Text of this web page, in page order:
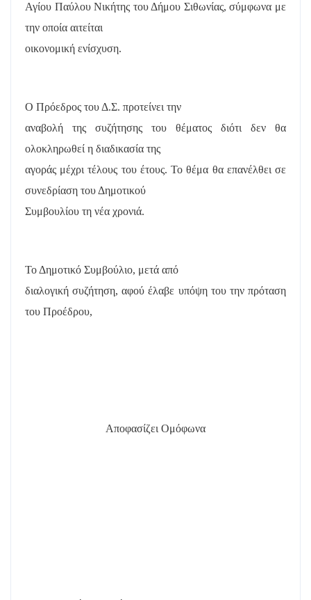
Αγίου Παύλου Νικήτης του Δήμου Σιθωνίας, σύμφωνα με
την οποία αιτείται
οικονομική ενίσχυση.
Ο Πρόεδρος του Δ.Σ. προτείνει την
αναβολή της συζήτησης του θέματος διότι δεν θα
ολοκληρωθεί η διαδικασία της
αγοράς μέχρι τέλους του έτους. Το θέμα θα επανέλθει σε
συνεδρίαση του Δημοτικού
Συμβουλίου τη νέα χρονιά.
Το Δημοτικό Συμβούλιο, μετά από
διαλογική συζήτηση, αφού έλαβε υπόψη του την πρόταση
του Προέδρου,
Αποφασίζει Ομόφωνα